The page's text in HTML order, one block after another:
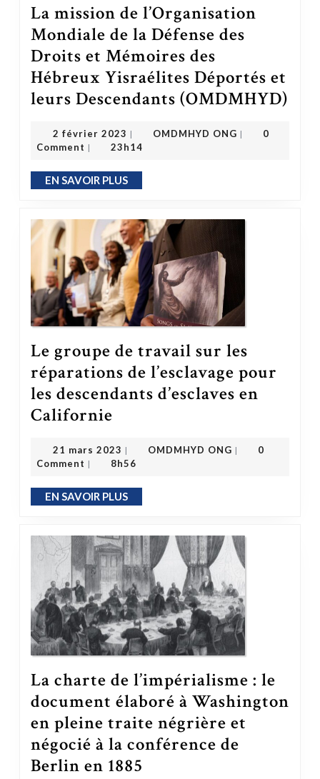
La mission de l’Organisation
Mondiale de la Défense des
Droits et Mémoires des
Hébreux Yisraélites Déportés et
leurs Descendants (OMDMHYD)
2 février 2023 | OMDMHYD ONG |
0
Comment | 23h14
EN SAVOIR PLUSEN SAVOIR PLUS
Le groupe de travail sur les
réparations de l’esclavage pour
les descendants d’esclaves en
Californie
21 mars 2023 | OMDMHYD ONG |
0
Comment | 8h56
EN SAVOIR PLUSEN SAVOIR PLUS
La charte de l’impérialisme : le
document élaboré à Washington
en pleine traite négrière et
négocié à la conférence de
Berlin en 1885